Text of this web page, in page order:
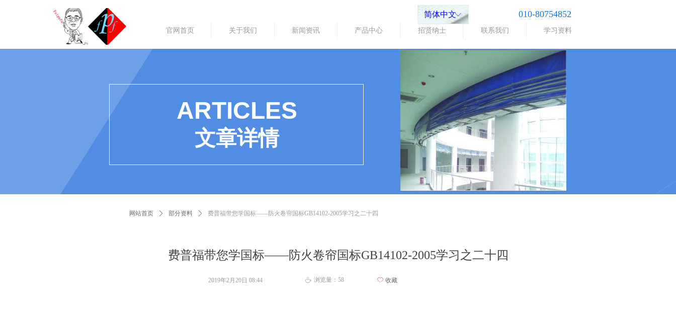
官网首页 关于我们 新闻资讯 产品中心 招贤纳士 联系我们 学习资料
010-80754852
ꀅ
简体中文
网站首页 ꄲ 部分资料 ꄲ 费普福带您学国标——防火卷帘国标GB14102-2005学习之二十四
ARTICLES
文章详情
费普福带您学国标——防火卷帘国标GB14102-2005学习之二十四
2019年2月20日 08:44 ꄘ 浏览量： 58 ꄀ 收藏